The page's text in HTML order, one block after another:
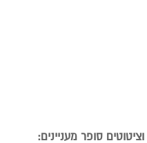
סופר מעניינים: